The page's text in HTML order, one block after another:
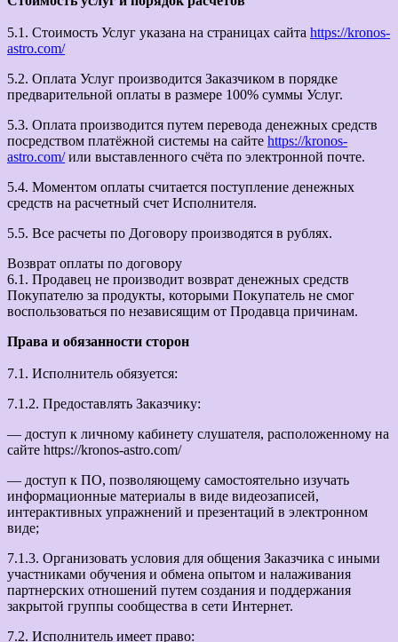
5.1. Стоимость Услуг указана на страницах сайта https://kronos-
astro.com/
5.2. Оплата Услуг производится Заказчиком в порядке
предварительной оплаты в размере 100% суммы Услуг.
5.3. Оплата производится путем перевода денежных средств
посредством платёжной системы на сайте https://kronos-
astro.com/или выставленного счёта по электронной почте.
5.4. Моментом оплаты считается поступление денежных
средств на расчетный счет Исполнителя.
5.5. Все расчеты по Договору производятся в рублях.
Возврат оплаты по договору
6.1. Продавец не производит возврат денежных средств
Покупателю за продукты, которыми Покупатель не смог
воспользоваться по независящим от Продавца причинам.
Права и обязанности сторон
7.1. Исполнитель обязуется:
7.1.2. Предоставлять Заказчику:
— доступ к личному кабинету слушателя, расположенному на
сайте https://kronos-astro.com/
— доступ к ПО, позволяющему самостоятельно изучать
информационные материалы в виде видеозаписей,
интерактивных упражнений и презентаций в электронном
виде;
7.1.3. Организовать условия для общения Заказчика с иными
участниками обучения и обмена опытом и налаживания
партнерских отношений путем создания и поддержания
закрытой группы сообщества в сети Интернет.
7.2. Исполнитель имеет право: